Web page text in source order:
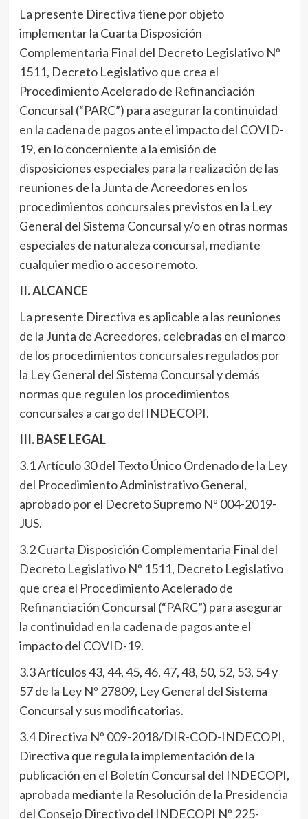
La presente Directiva tiene por objeto
implementar la Cuarta Disposición
Complementaria Final del Decreto Legislativo Nº
1511, Decreto Legislativo que crea el
Procedimiento Acelerado de Refinanciación
Concursal (“PARC”) para asegurar la continuidad
en la cadena de pagos ante el impacto del COVID-
19, en lo concerniente a la emisión de
disposiciones especiales para la realización de las
reuniones de la Junta de Acreedores en los
procedimientos concursales previstos en la Ley
General del Sistema Concursal y/o en otras normas
especiales de naturaleza concursal, mediante
cualquier medio o acceso remoto.
II. ALCANCE
La presente Directiva es aplicable a las reuniones
de la Junta de Acreedores, celebradas en el marco
de los procedimientos concursales regulados por
la Ley General del Sistema Concursal y demás
normas que regulen los procedimientos
concursales a cargo del INDECOPI.
III. BASE LEGAL
3.1 Artículo 30 del Texto Único Ordenado de la Ley
del Procedimiento Administrativo General,
aprobado por el Decreto Supremo Nº 004-2019-
JUS.
3.2 Cuarta Disposición Complementaria Final del
Decreto Legislativo Nº 1511, Decreto Legislativo
que crea el Procedimiento Acelerado de
Refinanciación Concursal (“PARC”) para asegurar
la continuidad en la cadena de pagos ante el
impacto del COVID-19.
3.3 Artículos 43, 44, 45, 46, 47, 48, 50, 52, 53, 54 y
57 de la Ley Nº 27809, Ley General del Sistema
Concursal y sus modificatorias.
3.4 Directiva Nº 009-2018/DIR-COD-INDECOPI,
Directiva que regula la implementación de la
publicación en el Boletín Concursal del INDECOPI,
aprobada mediante la Resolución de la Presidencia
del Consejo Directivo del INDECOPI Nº 225-